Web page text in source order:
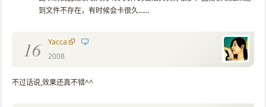
到文件不存在，有时候会卡很久……
16
Yacca
2008
不过话说,效果还真不错^^